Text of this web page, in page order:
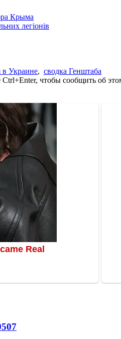
Крыма
легіонів
Украине, сводка Генштаба
чтобы сообщить об